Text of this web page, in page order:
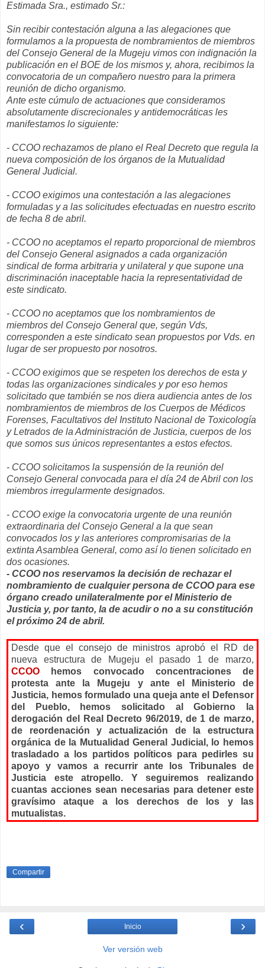
Estimada Sra., estimado Sr.:
Sin recibir contestación alguna a las alegaciones que
formulamos a la propuesta de nombramientos de miembros
del Consejo General de la Mugeju vimos con indignación la
publicación en el BOE de los mismos y, ahora, recibimos la
convocatoria de un compañero nuestro para la primera
reunión de dicho organismo.
Ante este cúmulo de actuaciones que consideramos
absolutamente discrecionales y antidemocráticas les
manifestamos lo siguiente:
- CCOO rechazamos de plano el Real Decreto que regula la
nueva composición de los órganos de la Mutualidad
General Judicial.
- CCOO exigimos una contestación a las alegaciones
formuladas y a las solicitudes efectuadas en nuestro escrito
de fecha 8 de abril.
- CCOO no aceptamos el reparto proporcional de miembros
del Consejo General asignados a cada organización
sindical de forma arbitraria y unilateral y que supone una
discriminación inaceptable hacia la representatividad de
este sindicato.
- CCOO no aceptamos que los nombramientos de
miembros del Consejo General que, según Vds,
corresponden a este sindicato sean propuestos por Vds. en
lugar de ser propuesto por nosotros.
- CCOO exigimos que se respeten los derechos de esta y
todas las organizaciones sindicales y por eso hemos
solicitado que también se nos diera audiencia antes de los
nombramientos de miembros de los Cuerpos de Médicos
Forenses, Facultativos del Instituto Nacional de Toxicología
y Letrados de la Administración de Justicia, cuerpos de los
que somos sus únicos representantes a estos efectos.
- CCOO solicitamos la suspensión de la reunión del
Consejo General convocada para el día 24 de Abril con los
miembros irregularmente designados.
- CCOO exige la convocatoria urgente de una reunión
extraordinaria del Consejo General a la que sean
convocados los y las anteriores compromisarias de la
extinta Asamblea General, como así lo tienen solicitado en
dos ocasiones.
- CCOO nos reservamos la decisión de rechazar el
nombramiento de cualquier persona de CCOO para ese
órgano creado unilateralmente por el Ministerio de
Justicia y, por tanto, la de acudir o no a su constitución
el próximo 24 de abril.
Desde que el consejo de ministros aprobó el RD de
nueva estructura de Mugeju el pasado 1 de marzo,
CCOO
hemos convocado concentraciones de
protesta ante la Mugeju y ante el Ministerio de
Justicia, hemos formulado una queja ante el Defensor
del Pueblo, hemos solicitado al Gobierno la
derogación del Real Decreto 96/2019, de 1 de marzo,
de reordenación y actualización de la estructura
orgánica de la Mutualidad General Judicial, lo hemos
trasladado a los partidos políticos para pedirles su
apoyo y vamos a recurrir ante los Tribunales de
Justicia este atropello. Y seguiremos realizando
cuantas acciones sean necesarias para detener este
gravísimo ataque a los derechos de los y las
mutualistas.
Compartir
‹ ›
Inicio
Ver versión web